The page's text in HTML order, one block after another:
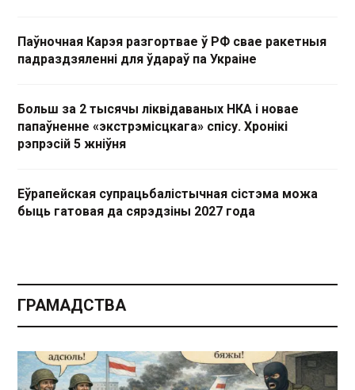
Паўночная Карэя разгортвае ў РФ свае ракетныя
падраздзяленні для ўдараў па Украіне
Больш за 2 тысячы ліквідаваных НКА і новае
папаўненне «экстрэмісцкага» спісу. Хронікі
рэпрэсій 5 жніўня
Еўрапейская супрацьбалістычная сістэма можа
быць гатовая да сярэдзіны 2027 года
ГРАМАДСТВА